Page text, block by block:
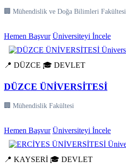
🏢 Mühendislik ve Doğa Bilimleri Fakültesi
Hemen Başvur Üniversiteyi İncele
📍 DÜZCE 🎓 DEVLET
DÜZCE ÜNİVERSİTESİ
🏢 Mühendislik Fakültesi
Hemen Başvur Üniversiteyi İncele
📍 KAYSERİ 🎓 DEVLET